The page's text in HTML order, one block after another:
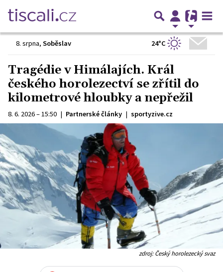
8. srpna, Soběslav 24°C
Tragédie v Himálajích. Král
českého horolezectví se zřítil do
kilometrové hloubky a nepřežil
8. 6. 2026 – 15:50 | Partnerské články | sportyzive.cz
zdroj: Český horolezecký svaz